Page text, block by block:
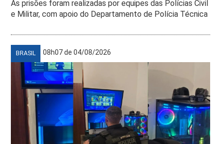
As prisões foram realizadas por equipes das Polícias Civil
e Militar, com apoio do Departamento de Polícia Técnica
BRASIL 08h07 de 04/08/2026